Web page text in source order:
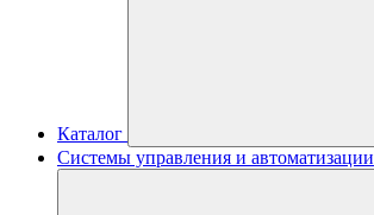
Каталог
Системы управления и автоматизации